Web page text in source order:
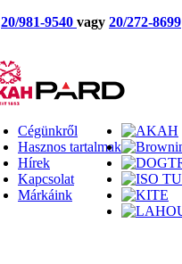
20/981-9540 vagy 20/272-8699
Cégünkről
Hasznos tartalmak
Hírek
Kapcsolat
Márkáink